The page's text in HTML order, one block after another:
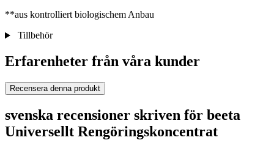
**aus kontrolliert biologischem Anbau
Tillbehör
Erfarenheter från våra kunder
Recensera denna produkt
svenska recensioner skriven för beeta
Universellt Rengöringskoncentrat